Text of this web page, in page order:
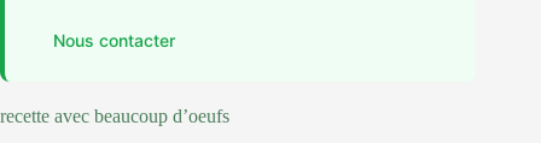
Nous contacter
recette avec beaucoup d’oeufs